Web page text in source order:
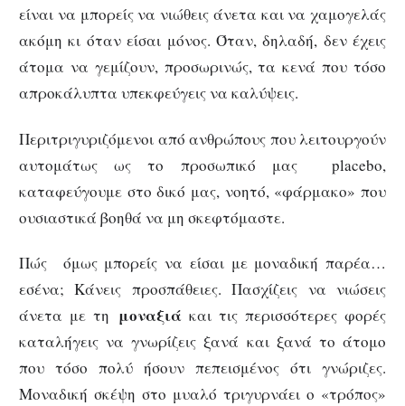
είναι να μπορείς να νιώθεις άνετα και να χαμογελάς
ακόμη κι όταν είσαι μόνος. Όταν, δηλαδή, δεν έχεις
άτομα να γεμίζουν, προσωρινώς, τα κενά που τόσο
απροκάλυπτα υπεκφεύγεις να καλύψεις.
Περιτριγυριζόμενοι από ανθρώπους που λειτουργούν
αυτομάτως ως το προσωπικό μας placebo,
καταφεύγουμε στο δικό μας, νοητό, «φάρμακο» που
ουσιαστικά βοηθά να μη σκεφτόμαστε.
Πώς όμως μπορείς να είσαι με μοναδική παρέα…
εσένα; Κάνεις προσπάθειες. Πασχίζεις να νιώσεις
άνετα με τη μοναξιά και τις περισσότερες φορές
καταλήγεις να γνωρίζεις ξανά και ξανά το άτομο
που τόσο πολύ ήσουν πεπεισμένος ότι γνώριζες.
Μοναδική σκέψη στο μυαλό τριγυρνάει ο «τρόπος»